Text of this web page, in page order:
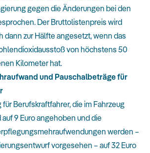
gegen die Änderungen bei den
Der Bruttolistenpreis wird
dann zur Hälfte angesetzt, wenn das
von höchstens 50
Kilometer hat.
und Pauschalbeträge für
Berufskraftfahrer, die im Fahrzeug
9 Euro angehoben und die
werden –
vorgesehen – auf 32 Euro